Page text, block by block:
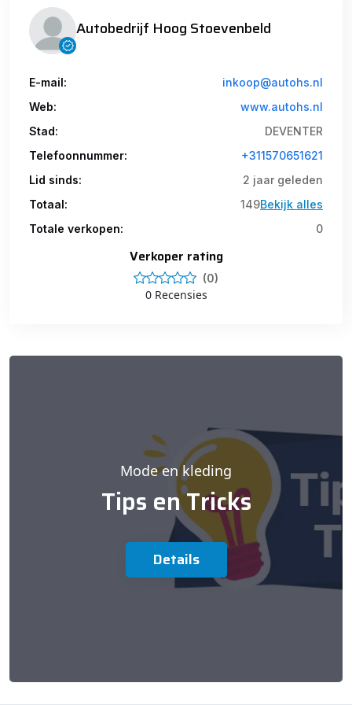
Autobedrijf Hoog Stoevenbeld
E-mail:
inkoop@autohs.nl
Web:
www.autohs.nl
Stad:
DEVENTER
Telefoonnummer:
+311570651621
Lid sinds:
2 jaar geleden
Totaal:
149Bekijk alles
Totale verkopen:
0
Verkoper rating
(0)
0 Recensies
Mode en kleding
Tips en Tricks
Details